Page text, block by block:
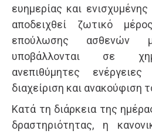
ευημερίας και
αποδειχθεί ζωτικό
επούλωσης ασθενών
υποβάλλονται σε
ανεπιθύμητες
διαχείριση και ανακούφιση
Κατά τη διάρκεια της
δραστηριότητας, η